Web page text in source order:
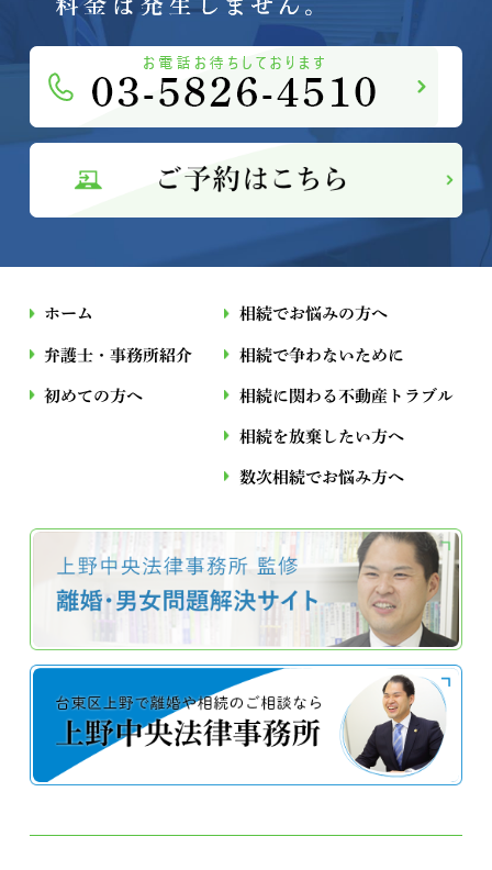
ホーム
弁護士・事務所紹介
初めての方へ
相続でお悩みの方へ
相続で争わないために
相続に関わる不動産トラブル
相続を放棄したい方へ
数次相続でお悩み⽅へ